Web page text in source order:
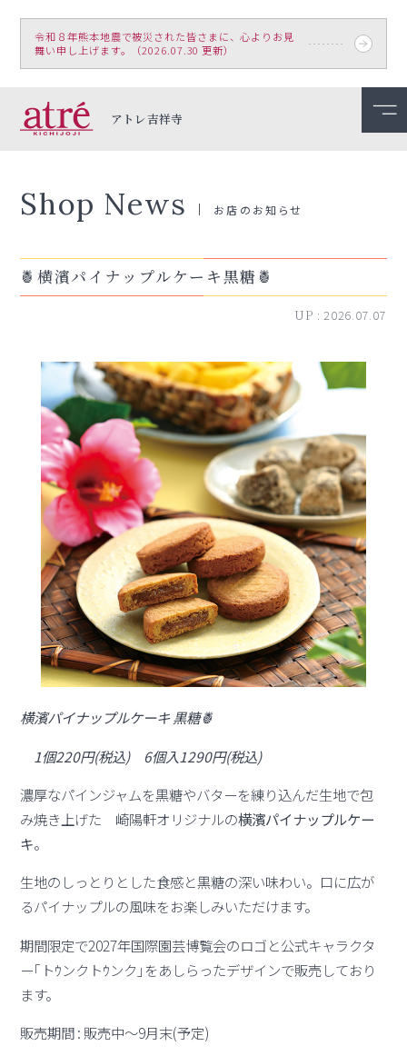
令和８年熊本地震で被災された皆さまに、心よりお見
舞い申し上げます。（2026.07.30 更新）
アトレ吉祥寺
Shop News お店のお知らせ
🍍横濱パイナップルケーキ黒糖🍍
UP : 2026.07.07
横濱パイナップルケーキ 黒糖🍍
1個220円(税込) 6個入1290円(税込)
濃厚なパインジャムを黒糖やバターを練り込んだ生地で包
み焼き上げた 崎陽軒オリジナルの横濱パイナップルケー
キ。
生地のしっとりとした食感と黒糖の深い味わい。口に広が
るパイナップルの風味をお楽しみいただけます。
期間限定で2027年国際園芸博覧会のロゴと公式キャラクタ
ー｢トｳンクトｳンク｣をあしらったデザインで販売しており
ます。
販売期間 : 販売中～9月末(予定)